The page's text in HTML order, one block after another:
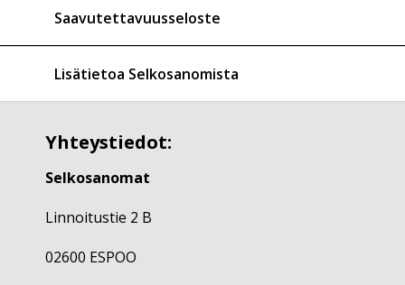
Saavutettavuusseloste
Lisätietoa Selkosanomista
Yhteystiedot:
Selkosanomat
Linnoitustie 2 B
02600 ESPOO